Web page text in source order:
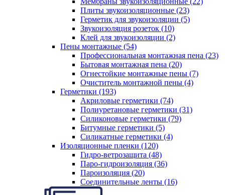
Плиты звукоизоляционные (23)
Герметик для звукоизоляции (5)
Звукоизоляция розеток (10)
Клей для звукоизоляции (2)
Пены монтажные (54)
Профессиональная монтажная пена (23)
Бытовая монтажная пена (20)
Огнестойкие монтажные пены (7)
Очиститель монтажной пены (4)
Герметики (193)
Акриловые герметики (74)
Полиуретановые герметики (31)
Силиконовые герметики (79)
Битумные герметики (5)
Силикатные герметики (4)
Изоляционные пленки (120)
Гидро-ветрозащита (48)
Паро-гидроизоляция (36)
Пароизоляция (20)
Соединительные ленты (16)